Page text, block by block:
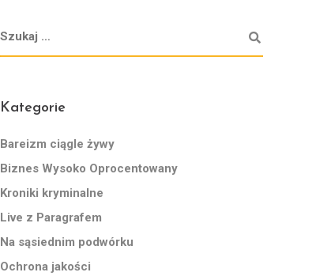
Kategorie
Bareizm ciągle żywy
Biznes Wysoko Oprocentowany
Kroniki kryminalne
Live z Paragrafem
Na sąsiednim podwórku
Ochrona jakości